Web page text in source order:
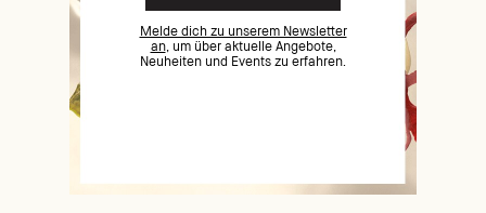
Melde dich zu unserem Newsletter
an, um über aktuelle Angebote,
Neuheiten und Events zu erfahren.